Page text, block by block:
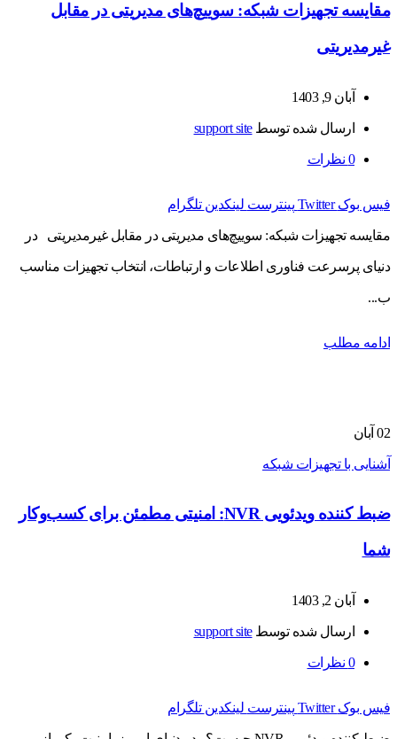
مقایسه تجهیزات شبکه: سوییچ‌های مدیریتی در مقابل
غیرمدیریتی
آبان 9, 1403
ارسال شده توسطsupport site
0 نظرات
فیس بوک Twitter پینترست لینکدین تلگرام
مقایسه تجهیزات شبکه: سوییچ‌های مدیریتی در مقابل غیرمدیریتی در
دنیای پرسرعت فناوری اطلاعات و ارتباطات، انتخاب تجهیزات مناسب
ب...
ادامه مطلب
02 آبان
آشنایی با تجهیزات شبکه
ضبط کننده ویدئویی NVR: امنیتی مطمئن برای کسب‌وکار
شما
آبان 2, 1403
ارسال شده توسطsupport site
0 نظرات
فیس بوک Twitter پینترست لینکدین تلگرام